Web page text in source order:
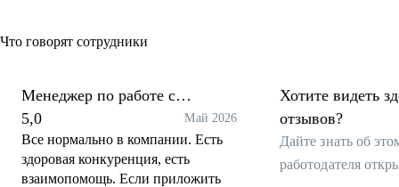
Что говорят сотрудники
Менеджер по работе с
клиентами
5,0 Май 2026
Все нормально в компании. Есть
здоровая конкуренция, есть
взаимопомощь. Если приложить
Хотите видеть
отзывов?
Дайте знать об
работодателя